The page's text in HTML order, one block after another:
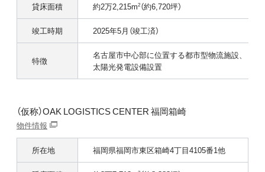
貸床面積 約2万2,215m2（約6,720坪）
竣工時期 2025年5月（竣工済）
特徴
名古屋市中⼼部に位置する都市型物流施設、
太陽光発電設備設置
（仮称）OAK LOGISTICS CENTER 福岡箱崎
物件情報
所在地 福岡県福岡市東区箱崎4丁目4105番1他